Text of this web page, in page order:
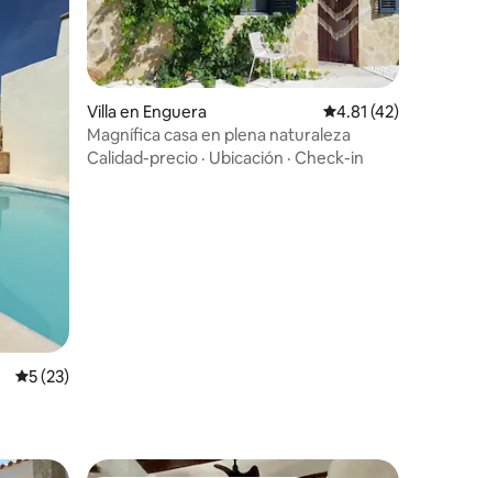
Calificación promedio: 5 de 5, 23 reseñas
5 (23)
Villa en Enguera Calificación
4.81 (42)
Magnífica casa en plena naturaleza
Calidad-precio · Ubicación · Check-in